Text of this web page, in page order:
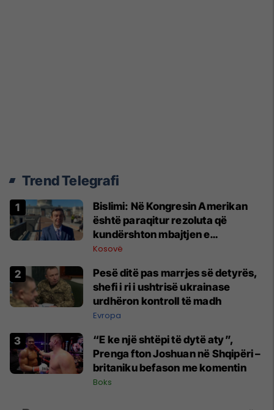
Trend Telegrafi
Bislimi: Në Kongresin Amerikan
është paraqitur rezoluta që
kundërshton mbajtjen e
Asamblesë Parlamentare të
Kosovë
Pesë ditë pas marrjes së detyrës,
shefi i ri i ushtrisë ukrainase
urdhëron kontroll të madh
Evropa
“E ke një shtëpi të dytë aty”,
Prenga fton Joshuan në Shqipëri –
britaniku befason me komentin
Boks